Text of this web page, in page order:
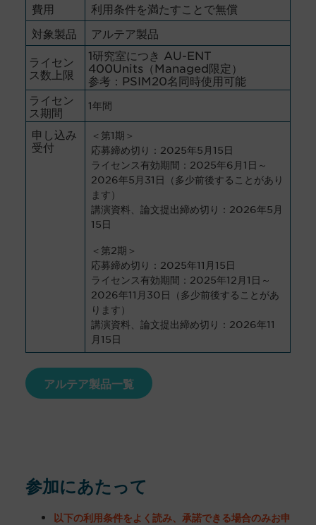
費用
利用条件を満たすことで無償
対象製品
アルテア製品
ライセン
ス数上限
1研究室につき AU-ENT
400Units（Managed限定）
参考：PSIM20名同時使用可能
ライセン
ス期間
1年間
申し込み
受付
＜第1期＞
応募締め切り：2025年5月15日
ライセンス有効期間：2025年6月1日～
2026年5月31日（多少前後することがあり
ます）
講演資料、論文提出締め切り：2026年5月
15日
＜第2期＞
応募締め切り：2025年11月15日
ライセンス有効期間：2025年12月1日～
2026年11月30日（多少前後することがあ
ります）
講演資料、論文提出締め切り：2026年11
月15日
アルテア製品一覧
参加にあたって
以下の利用条件をよく読み、承諾できる場合のみお申